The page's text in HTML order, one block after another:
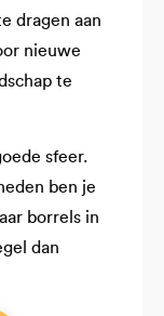
dragen aan
nieuwe
te
sfeer.
ben je
borrels in
dan